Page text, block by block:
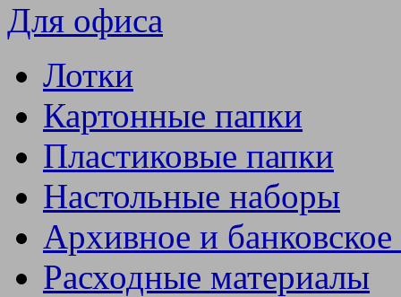
Для офиса
Лотки
Картонные папки
Пластиковые папки
Настольные наборы
Архивное и
Расходные материалы